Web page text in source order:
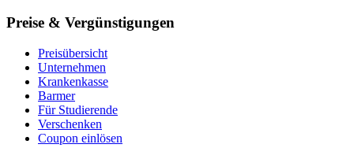
Preise & Vergünstigungen
Preisübersicht
Unternehmen
Krankenkasse
Barmer
Für Studierende
Ver­schen­ken
Coupon einlösen